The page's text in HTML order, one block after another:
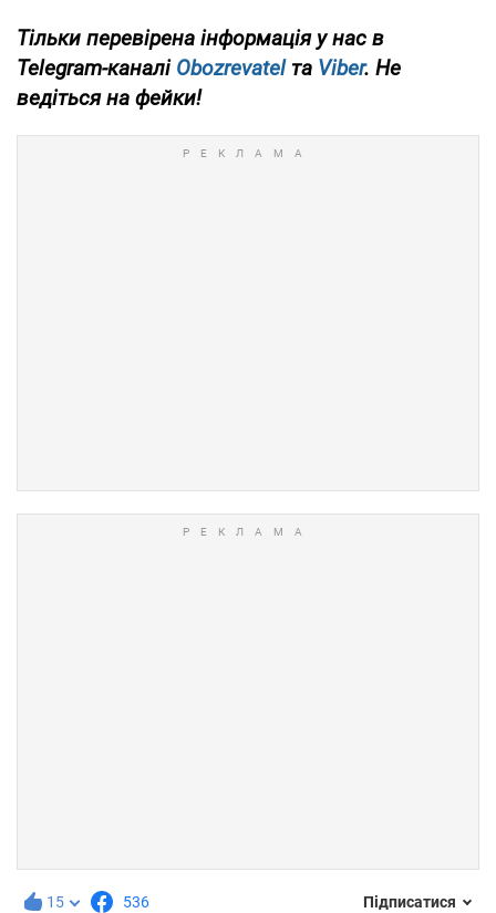
Тільки перевірена інформація у нас в
Telegram-каналі Obozrevatelта Viber. Не
ведіться на фейки!
15 536 Підписатися